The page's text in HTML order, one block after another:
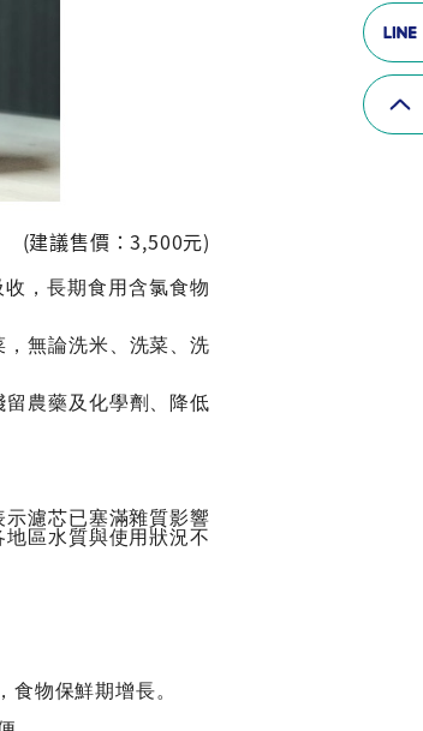
(建議售價：3,500元)
，長期食用含氯食物
無論洗米、洗菜、洗
農藥及化學劑、降低
濾芯已塞滿雜質影響
區水質與使用狀況不
食物保鮮期增長。